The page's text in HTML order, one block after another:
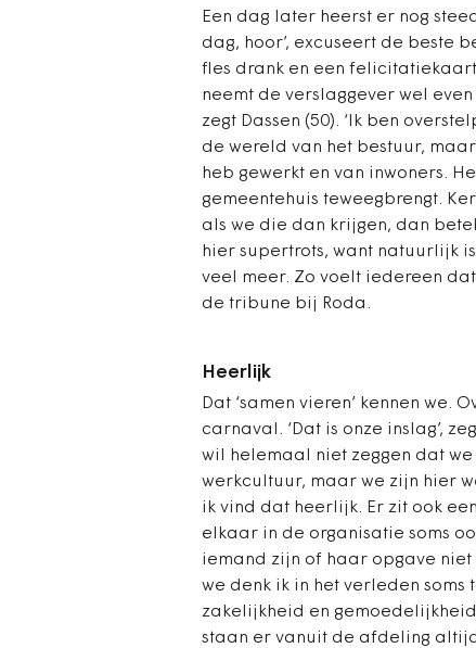
Een dag later heerst er nog
dag, hoor’, excuseert de beste
fles drank en een
neemt de verslaggever wel
zegt Dassen (50). ‘Ik ben
de wereld van het bestuur,
heb gewerkt en van inwoners.
gemeentehuis teweegbrengt.
als we die dan krijgen, dan
hier supertrots, want natuurlijk
veel meer. Zo voelt iedereen dat
de tribune bij Roda.
Heerlijk
Dat ‘samen vieren’ kennen we.
carnaval. ‘Dat is onze inslag’,
wil helemaal niet zeggen dat
werkcultuur, maar we zijn hier
ik vind dat heerlijk. Er zit ook
elkaar in de organisatie soms
iemand zijn of haar opgave
we denk ik in het verleden soms
zakelijkheid en
staan er vanuit de afdeling